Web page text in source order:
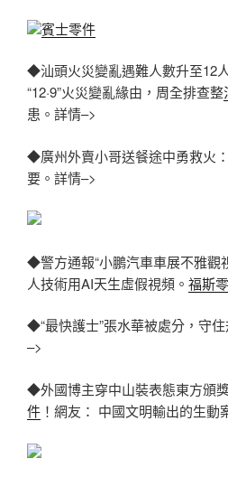
賓士零件
◆汕頭火災變亂遇難人數升至12
“12·9”火災變亂緣由，周全排查整
患。詳情–>
◆廣州外賣小哥送餐途中勇救火
要。詳情–>
◆警方通報“小鵬汽車車展不雅觀
人技術用AI天生虛假視頻。 福斯
◆“最快護士”張水華被處分，守
–>
◆外國博主穿中山裝表態東方頒
件 ！網友： 中國文明輸出的生動